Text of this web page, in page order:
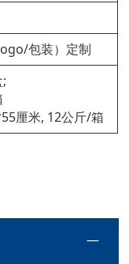
包装）定制
厘米, 12公斤/箱